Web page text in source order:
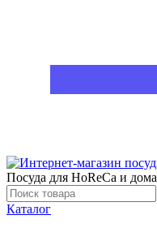
Посуда для HoReCa и дома
Каталог